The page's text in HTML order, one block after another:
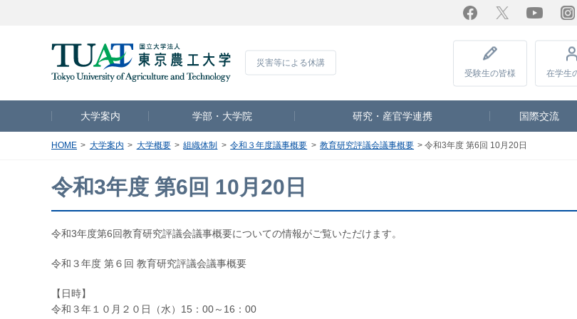
Facebook Twitter
災害等による休講
受験生の皆様 在学生
大学案内 学部・大学院 研究・産官学連携 国際交流
HOME 大学案内 大学概要 組織体制 令和３年度議事概要 教育研究評議会議事概要 令和3年度 第6回 10月20日
令和3年度 第6回 10月20日
令和3年度第6回教育研究評議会議事概要についての情報がご覧いただけます。
令和３年度 第６回 教育研究評議会議事概要
【日時】
令和３年１０月２０日（水）15：00～16：00